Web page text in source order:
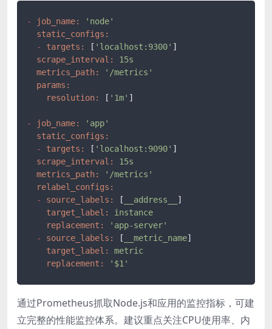
- job_name:
'node'
static_configs:
-
targets: [ 'localhost:9300' ]
scrape_interval:
15s
metrics_path:
'/metrics'
params:
resolution:
[ '1m' ]
- job_name:
'app'
static_configs:
-
targets: [ 'localhost:9090' ]
scrape_interval:
15s
metrics_path:
'/metrics'
relabel_configs:
-
source_labels: [ __address__
]
target_label:
instance
replacement:
'app-server'
-
source_labels: [ __metric_name]
target_label:
metric
replacement:
'$1'
通过Prometheus抓取Node.js和应用的监控指标，可建
立完整的性能监控体系。建议重点关注CPU使用率、内